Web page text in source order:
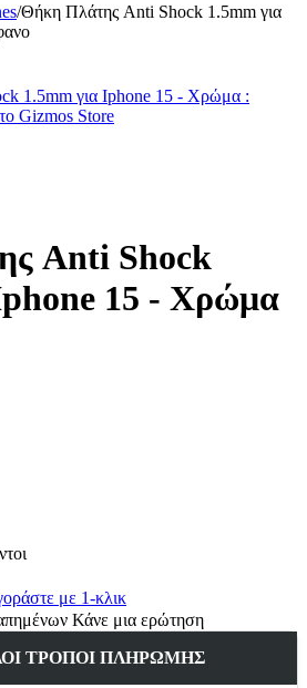
/Θήκη Πλάτης Anti Shock 1.5mm για
Anti Shock
15 - Χρώμα
με 1-κλικ
Κάνε μια ερώτηση
ΤΡΌΠΟΙ ΠΛΗΡΩΜΉΣ